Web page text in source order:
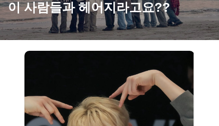
이 사람들과 헤어지라고요??